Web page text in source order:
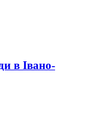
в Івано-